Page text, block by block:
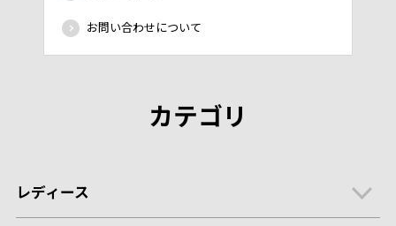
お問い合わせについて
カテゴリ
レディース